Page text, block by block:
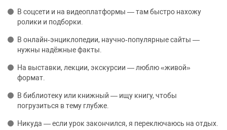
В соцсети и на видеоплатформы — там быстро нахожу
ролики и подборки.
В онлайн‑энциклопедии, научно‑популярные сайты —
нужны надёжные факты.
На выставки, лекции, экскурсии — люблю «живой»
формат.
В библиотеку или книжный — ищу книгу, чтобы
погрузиться в тему глубже.
Никуда — если урок закончился, я переключаюсь на отдых.